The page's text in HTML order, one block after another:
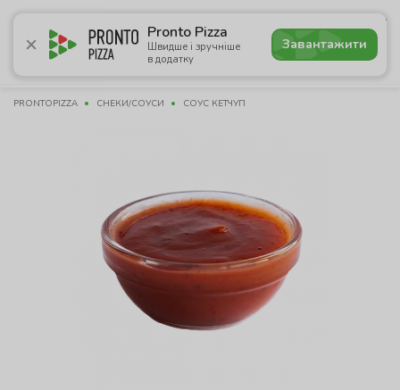
Pronto Pizza
Швидше і зручніше
в додатку
Завантажити
4.6
Акції Піца Суші Сети Лаваші Комбо Напої
PRONTOPIZZA СНЕКИ/СОУСИ СОУС КЕТЧУП